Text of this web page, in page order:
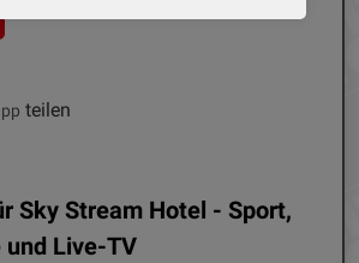
teilen
Sky Stream Hotel - Sport,
und Live-TV
um Ihnen die bestmögliche
verwenden und wie Sie Ihre